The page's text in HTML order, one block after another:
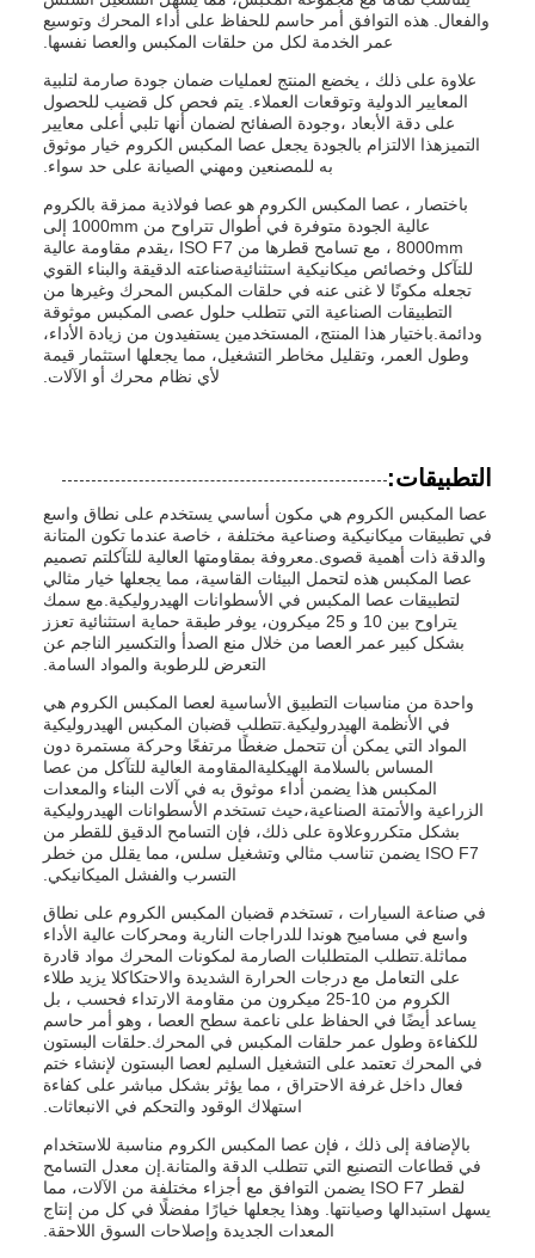
والفعال. هذه التوافق أمر حاسم للحفاظ على أداء المحرك وتوسيع
عمر الخدمة لكل من حلقات المكبس والعصا نفسها.
علاوة على ذلك ، يخضع المنتج لعمليات ضمان جودة صارمة لتلبية
المعايير الدولية وتوقعات العملاء. يتم فحص كل قضيب للحصول
على دقة الأبعاد ،وجودة الصفائح لضمان أنها تلبي أعلى معايير
التميزهذا الالتزام بالجودة يجعل عصا المكبس الكروم خيار موثوق
به للمصنعين ومهني الصيانة على حد سواء.
باختصار ، عصا المكبس الكروم هو عصا فولاذية ممزقة بالكروم
عالية الجودة متوفرة في أطوال تتراوح من 1000mm إلى
8000mm ، مع تسامح قطرها من ISO F7 ،يقدم مقاومة عالية
للتآكل وخصائص ميكانيكية استثنائيةصناعته الدقيقة والبناء القوي
تجعله مكونًا لا غنى عنه في حلقات المكبس المحرك وغيرها من
التطبيقات الصناعية التي تتطلب حلول عصى المكبس موثوقة
ودائمة.باختيار هذا المنتج، المستخدمين يستفيدون من زيادة الأداء،
وطول العمر، وتقليل مخاطر التشغيل، مما يجعلها استثمار قيمة
لأي نظام محرك أو الآلات.
التطبيقات:
عصا المكبس الكروم هي مكون أساسي يستخدم على نطاق واسع
في تطبيقات ميكانيكية وصناعية مختلفة ، خاصة عندما تكون المتانة
والدقة ذات أهمية قصوى.معروفة بمقاومتها العالية للتآكلتم تصميم
عصا المكبس هذه لتحمل البيئات القاسية، مما يجعلها خيار مثالي
لتطبيقات عصا المكبس في الأسطوانات الهيدروليكية.مع سمك
يتراوح بين 10 و 25 ميكرون، يوفر طبقة حماية استثنائية تعزز
بشكل كبير عمر العصا من خلال منع الصدأ والتكسير الناجم عن
التعرض للرطوبة والمواد السامة.
واحدة من مناسبات التطبيق الأساسية لعصا المكبس الكروم هي
في الأنظمة الهيدروليكية.تتطلب قضبان المكبس الهيدروليكية
المواد التي يمكن أن تتحمل ضغطًا مرتفعًا وحركة مستمرة دون
المساس بالسلامة الهيكليةالمقاومة العالية للتآكل من عصا
المكبس هذا يضمن أداء موثوق به في آلات البناء والمعدات
الزراعية والأتمتة الصناعية،حيث تستخدم الأسطوانات الهيدروليكية
بشكل متكرروعلاوة على ذلك، فإن التسامح الدقيق للقطر من
ISO F7 يضمن تناسب مثالي وتشغيل سلس، مما يقلل من خطر
التسرب والفشل الميكانيكي.
في صناعة السيارات ، تستخدم قضبان المكبس الكروم على نطاق
واسع في مساميح هوندا للدراجات النارية ومحركات عالية الأداء
مماثلة.تتطلب المتطلبات الصارمة لمكونات المحرك مواد قادرة
على التعامل مع درجات الحرارة الشديدة والاحتكاكلا يزيد طلاء
الكروم من 10-25 ميكرون من مقاومة الارتداء فحسب ، بل
يساعد أيضًا في الحفاظ على ناعمة سطح العصا ، وهو أمر حاسم
للكفاءة وطول عمر حلقات المكبس في المحرك.حلقات البستون
في المحرك تعتمد على التشغيل السليم لعصا البستون لإنشاء ختم
فعال داخل غرفة الاحتراق ، مما يؤثر بشكل مباشر على كفاءة
استهلاك الوقود والتحكم في الانبعاثات.
بالإضافة إلى ذلك ، فإن عصا المكبس الكروم مناسبة للاستخدام
في قطاعات التصنيع التي تتطلب الدقة والمتانة.إن معدل التسامح
لقطر ISO F7 يضمن التوافق مع أجزاء مختلفة من الآلات، مما
يسهل استبدالها وصيانتها. وهذا يجعلها خيارًا مفضلًا في كل من إنتاج
المعدات الجديدة وإصلاحات السوق اللاحقة.